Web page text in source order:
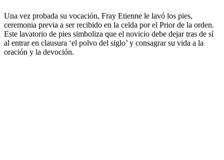
Una vez probada su vocación, Fray Etienne le lavó los pies,
ceremonia previa a ser recibido en la celda por el Prior de la orden.
Este lavatorio de pies simboliza que el novicio debe dejar tras de sí
al entrar en clausura ‘el polvo del siglo’ y consagrar su vida a la
oración y la devoción.